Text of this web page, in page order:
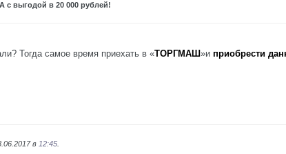
с выгодой в 20 000 рублей!
Тогда самое время приехать в «ТОРГМАШ»и приобрести
в 12:45